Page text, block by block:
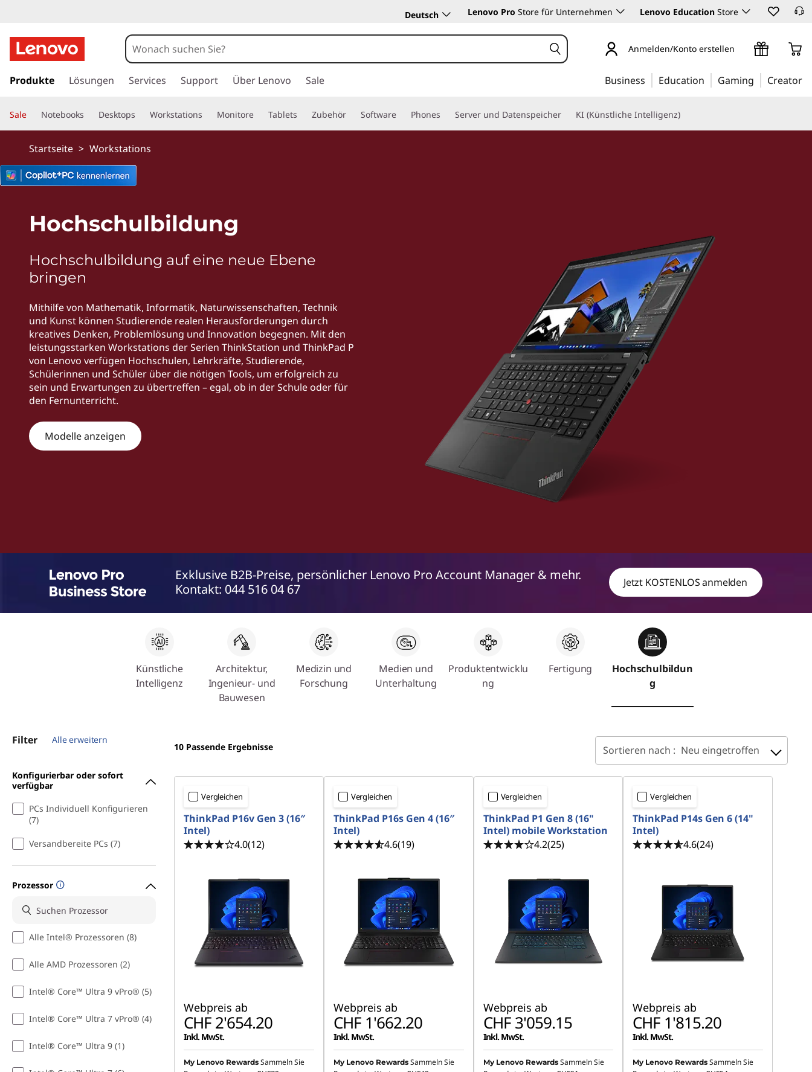
e
n
o
v
T
h
w
r
n
Deutsch Lenovo Pro Store für Unternehmen Lenovo Education Store
u
a
u
i
n
Anmelden/Konto erstellen
Produkte Lösungen Services Support Über Lenovo Sale Business Education Gaming Creator
Sale Notebooks Desktops Workstations Monitore Tablets Zubehör Software Phones Server und Datenspeicher KI (Künstliche Intelligenz)
Startseite > Workstations
Hochschulbildung
Hochschulbildung auf eine neue Ebene
bringen
Mithilfe von Mathematik, Informatik, Naturwissenschaften, Technik
und Kunst können Studierende realen Herausforderungen durch
kreatives Denken, Problemlösung und Innovation begegnen. Mit den
leistungsstarken Workstations der Serien ThinkStation und ThinkPad P
von Lenovo verfügen Hochschulen, Lehrkräfte, Studierende,
Schülerinnen und Schüler über die nötigen Tools, um erfolgreich zu
sein und Erwartungen zu übertreffen – egal, ob in der Schule oder für
den Fernunterricht.
Modelle anzeigen
Exklusive B2B-Preise, persönlicher Lenovo Pro Account Manager & mehr.
Kontakt: 044 516 04 67
Jetzt KOSTENLOS anmelden
Künstliche
Intelligenz
Architektur,
Ingenieur- und
Bauwesen
Medizin und
Forschung
Medien und
Unterhaltung
Produktentwicklu
ng
Fertigung
Hochschulbildun
g
Filter Alle erweitern
Konfigurierbar oder sofort
verfügbar
PCs Individuell Konfigurieren
(7)
Versandbereite PCs (7)
Prozessor
Alle Intel® Prozessoren (8)
Alle AMD Prozessoren (2)
Intel® Core™ Ultra 9 vPro® (5)
Intel® Core™ Ultra 7 vPro® (4)
Intel® Core™ Ultra 9 (1)
10 Passende Ergebnisse Sortieren nach : Neu eingetroffen
Vergleichen
ThinkPad P16v Gen 3 (16″
Intel)
4.0(12)
Webpreis ab
CHF 2'654.20
Inkl. MwSt.
My Lenovo Rewards Sammeln Sie
Vergleichen
ThinkPad P16s Gen 4 (16″
Intel)
4.6(19)
Webpreis ab
CHF 1'662.20
Inkl. MwSt.
My Lenovo Rewards Sammeln Sie
Vergleichen
ThinkPad P1 Gen 8 (16"
Intel) mobile Workstation
4.2(25)
Webpreis ab
CHF 3'059.15
Inkl. MwSt.
My Lenovo Rewards Sammeln Sie
Vergleichen
ThinkPad P14s Gen 6 (14"
Intel)
4.6(24)
Webpreis ab
CHF 1'815.20
Inkl. MwSt.
My Lenovo Rewards Sammeln Sie